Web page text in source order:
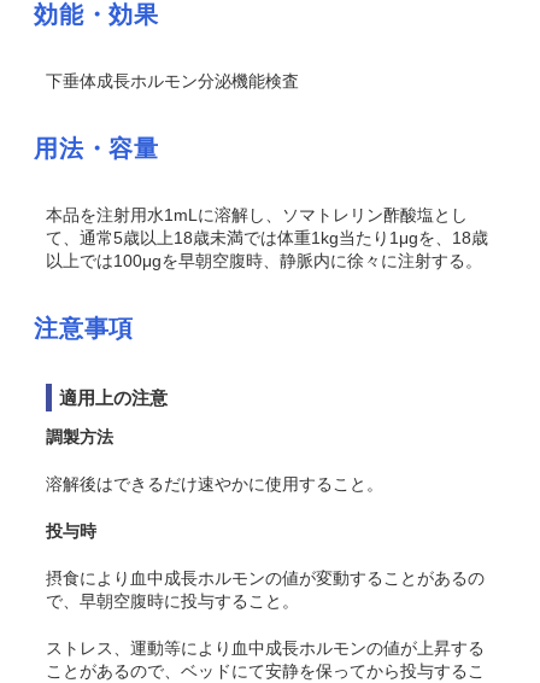
効能・効果
下垂体成長ホルモン分泌機能検査
用法・容量
本品を注射用水1mLに溶解し、ソマトレリン酢酸塩とし
て、通常5歳以上18歳未満では体重1kg当たり1μgを、18歳
以上では100μgを早朝空腹時、静脈内に徐々に注射する。
注意事項
適用上の注意
調製方法
溶解後はできるだけ速やかに使用すること。
投与時
摂食により血中成長ホルモンの値が変動することがあるの
で、早朝空腹時に投与すること。
ストレス、運動等により血中成長ホルモンの値が上昇する
ことがあるので、ベッドにて安静を保ってから投与するこ